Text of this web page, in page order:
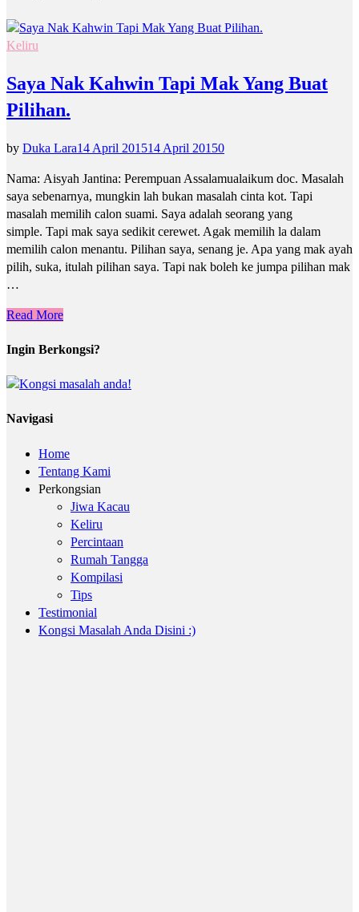
Keliru
Saya Nak Kahwin Tapi Mak Yang Buat
Pilihan.
by Duka Lara14 April 201514 April 20150
Nama: Aisyah Jantina: Perempuan Assalamualaikum doc. Masalah
saya sebenarnya, mungkin lah bukan masalah cinta kot. Tapi
masalah memilih calon suami. Saya adalah seorang yang
simple. Tapi mak saya sedikit cerewet. Agak memilih la dalam
memilih calon menantu. Pilihan saya, senang je. Apa yang mak ayah
pilih, suka, itulah pilihan saya. Tapi nak boleh ke jumpa pilihan mak
…
Read More
Ingin Berkongsi?
Navigasi
Home
Tentang Kami
Perkongsian
Jiwa Kacau
Keliru
Percintaan
Rumah Tangga
Kompilasi
Tips
Testimonial
Kongsi Masalah Anda Disini :)